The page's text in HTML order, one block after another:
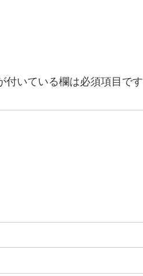
付いている欄は必須項目です